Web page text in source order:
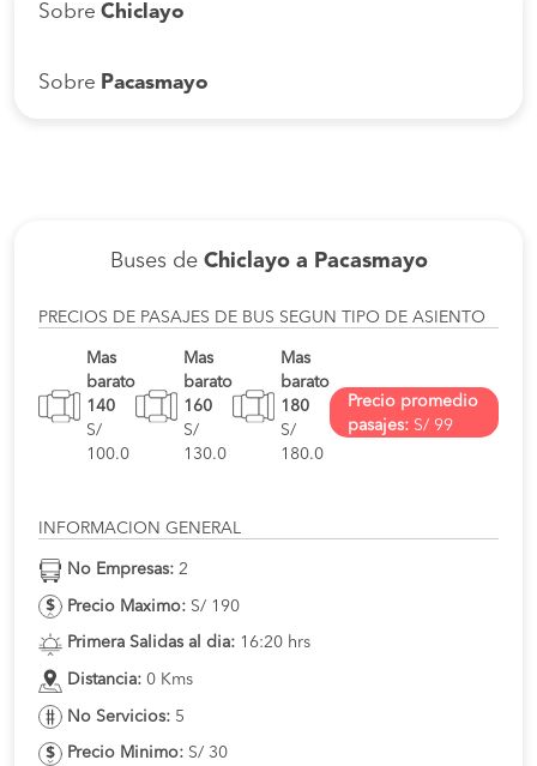
Sobre Chiclayo
Sobre Pacasmayo
Buses de Chiclayo a Pacasmayo
PRECIOS DE PASAJES DE BUS SEGUN TIPO DE ASIENTO
Mas
barato
140
S/
100.0
Mas
barato
160
S/
130.0
Mas
barato
180
S/
180.0
Precio promedio
pasajes: S/ 99
INFORMACION GENERAL
No Empresas: 2
Precio Maximo: S/ 190
Primera Salidas al dia: 16:20 hrs
Distancia: 0 Kms
No Servicios: 5
Precio Minimo: S/ 30